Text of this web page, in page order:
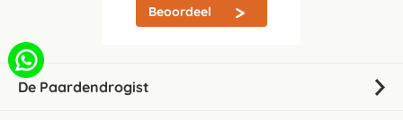
Beoordeel
De Paardendrogist